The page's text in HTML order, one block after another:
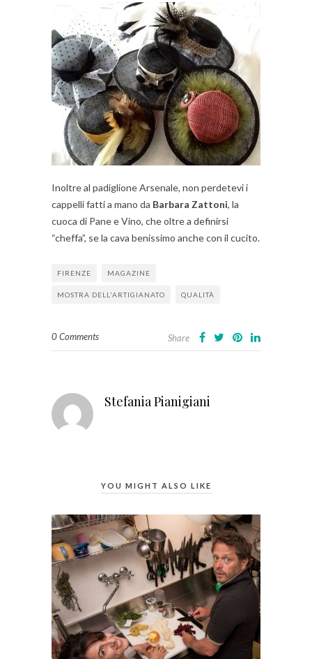
Inoltre al padiglione Arsenale, non perdetevi i
cappelli fatti a mano da Barbara Zattoni, la
cuoca di Pane e Vino, che oltre a definirsi
“cheffa”, se la cava benissimo anche con il cucito.
FIRENZE MAGAZINE
MOSTRA DELL'ARTIGIANATO QUALITÀ
0 Comments Share
Stefania Pianigiani
YOU MIGHT ALSO LIKE